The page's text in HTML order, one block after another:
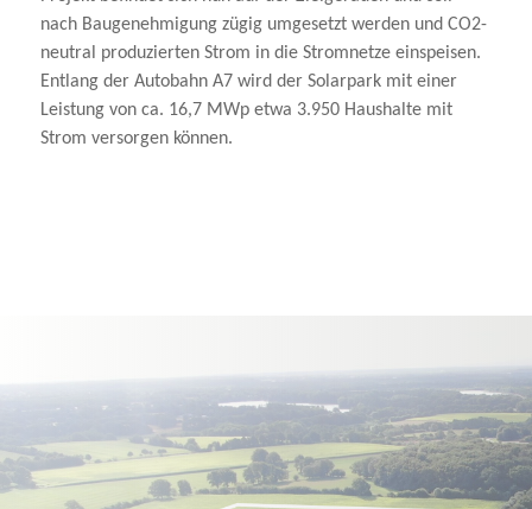
nach Baugenehmigung zügig umgesetzt werden und CO2-
neutral produzierten Strom in die Stromnetze einspeisen.
Entlang der Autobahn A7 wird der Solarpark mit einer
Leistung von ca. 16,7 MWp etwa 3.950 Haushalte mit
Strom versorgen können.